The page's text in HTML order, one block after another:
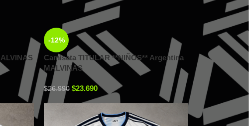
-12%
Camiseta TITULAR **NIÑOS** Argentina
MALVINAS
$26.990 $23.690